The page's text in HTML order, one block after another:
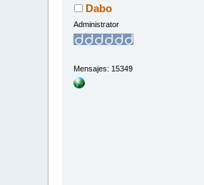
Dabo
Administrator
Mensajes: 15349